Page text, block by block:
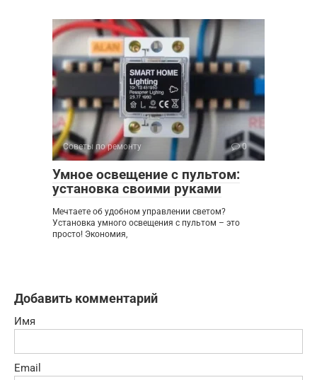
Советы по ремонту 0
Умное освещение с пультом:
установка своими руками
Мечтаете об удобном управлении светом?
Установка умного освещения с пультом – это
просто! Экономия,
Добавить комментарий
Имя
Email